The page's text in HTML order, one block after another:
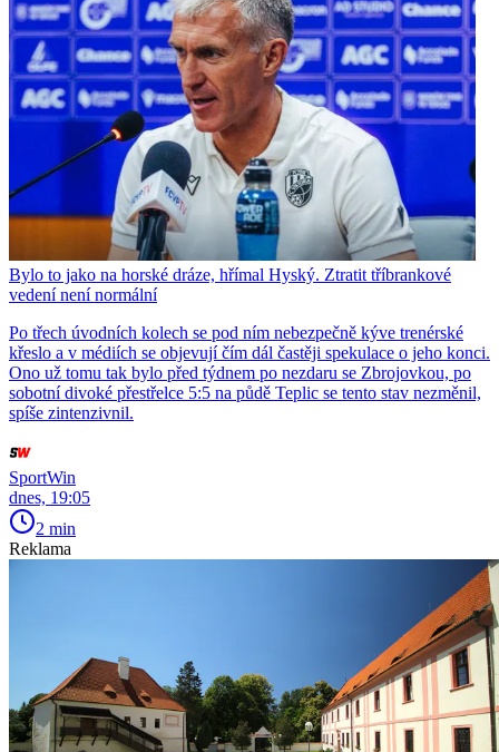
Bylo to jako na horské dráze, hřímal Hyský. Ztratit tříbrankové
vedení není normální
Po třech úvodních kolech se pod ním nebezpečně kýve trenérské
křeslo a v médiích se objevují čím dál častěji spekulace o jeho konci.
Ono už tomu tak bylo před týdnem po nezdaru se Zbrojovkou, po
sobotní divoké přestřelce 5:5 na půdě Teplic se tento stav nezměnil,
spíše zintenzivnil.
SportWin
dnes, 19:05
2 min
Reklama